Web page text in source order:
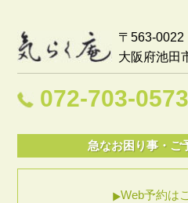
〒563-0022
大阪府池田
072-703-0573
急なお困り事・ご
Web予約は